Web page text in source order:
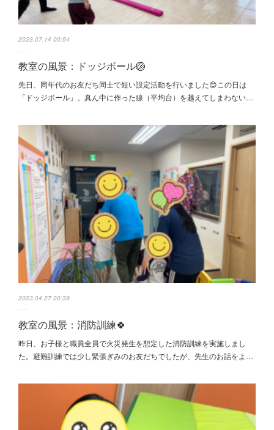
2023.07.14 00:54
教室の風景：ドッジボール🏐
先日、同年代のお友だち同士で短い設定活動を行いました😊この日は
「ドッジボール」。真ん中に作った線（平均台）を越えてしまわない…
2023.04.27 00:39
教室の風景：消防訓練🍀
昨日、お子様と職員全員で火災発生を想定した消防訓練を実施しまし
た。避難訓練では少し緊張ぎみのお友だちでしたが、先生のお話をよ…